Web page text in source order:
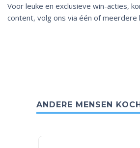
Voor leuke en exclusieve win-acties,
content, volg ons via één of meerdere
ANDERE MENSEN